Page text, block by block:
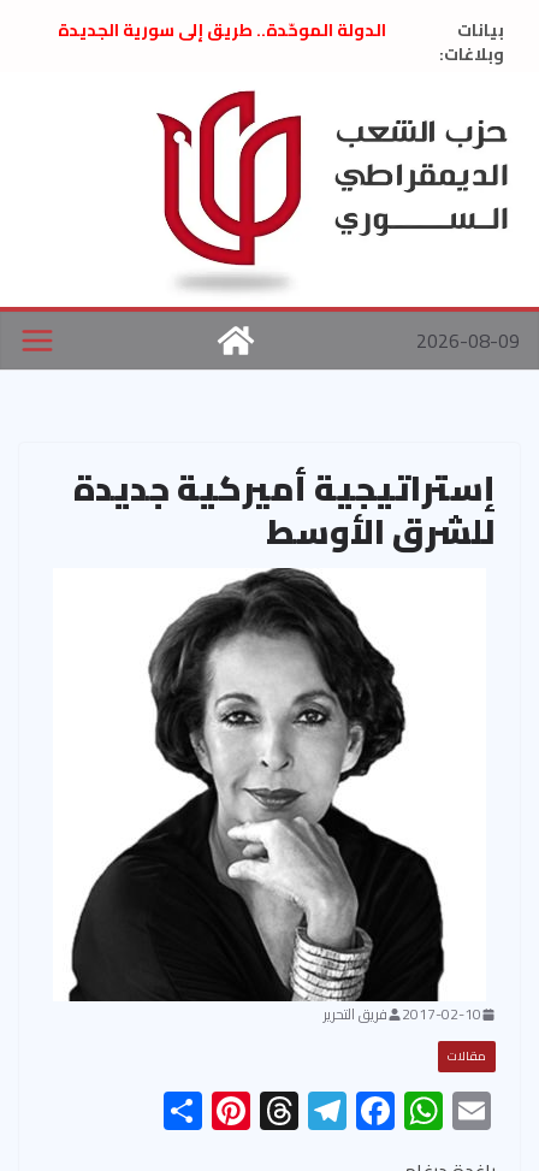
بيانات
وبلاغات:
الدولة الموحّدة.. طريق إلى سورية الجديدة
العام السابق لحزب الاتحاد الاشتراكي العربي
الديمقراطي
بلاغ صادر عن اجتماع اللجنة المركزية نيسان
2026
الحرب الأمريكية الإسرائيلية على نظام الملالي
في إيران .. بيان من حزب الشعب الديمقراطي
السوري
2026-08-09
إستراتيجية أميركية جديدة
للشرق الأوسط
2017-02-10 فريق التحرير
مقالات
E
m
W
h
F
ac
Te
le
T
hr
Pi
nt